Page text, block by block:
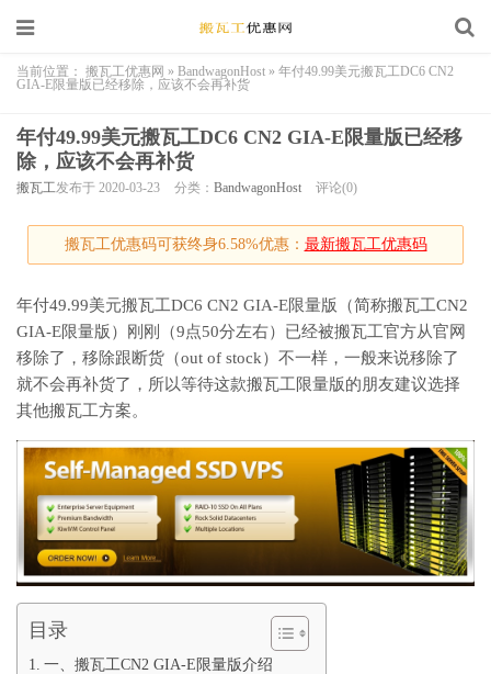
当前位置： 搬瓦工优惠网 » BandwagonHost » 年付49.99美元搬瓦工DC6 CN2
GIA-E限量版已经移除，应该不会再补货
年付49.99美元搬瓦工DC6 CN2 GIA-E限量版已经移
除，应该不会再补货
搬瓦工发布于 2020-03-23 分类： BandwagonHost 评论(0)
搬瓦工优惠码可获终身6.58%优惠： 最新搬瓦工优惠码
年付49.99美元搬瓦工DC6 CN2 GIA-E限量版（简称搬瓦工CN2
GIA-E限量版）刚刚（9点50分左右）已经被搬瓦工官方从官网
移除了，移除跟断货（out of stock）不一样，一般来说移除了
就不会再补货了，所以等待这款搬瓦工限量版的朋友建议选择
其他搬瓦工方案。
目录
一、搬瓦工CN2 GIA-E限量版介绍